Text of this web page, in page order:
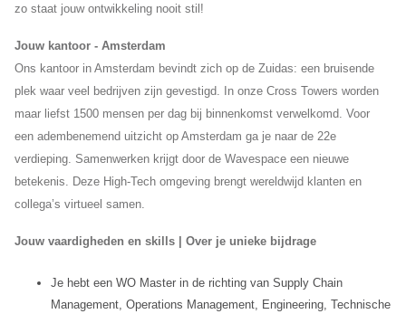
zo staat jouw ontwikkeling nooit stil!
Jouw kantoor - Amsterdam
Ons kantoor in Amsterdam bevindt zich op de Zuidas: een bruisende
plek waar veel bedrijven zijn gevestigd. In onze Cross Towers worden
maar liefst 1500 mensen per dag bij binnenkomst verwelkomd. Voor
een adembenemend uitzicht op Amsterdam ga je naar de 22e
verdieping. Samenwerken krijgt door de Wavespace een nieuwe
betekenis. Deze High-Tech omgeving brengt wereldwijd klanten en
collega’s virtueel samen.
Jouw vaardigheden en skills | Over je unieke bijdrage
Je hebt een WO Master in de richting van Supply Chain
Management, Operations Management, Engineering, Technische